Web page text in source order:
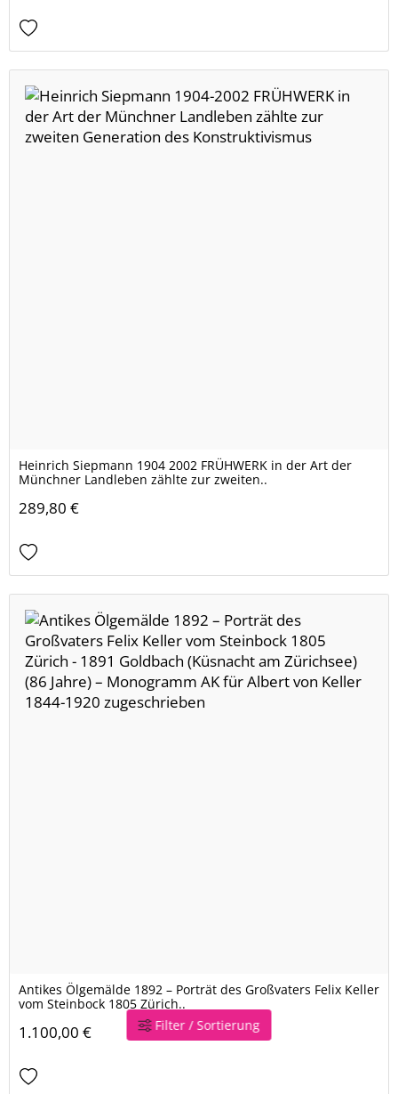
Filter / Sortierung
Heinrich Siepmann 1904 2002 FRÜHWERK in der Art der
Münchner Landleben zählte zur zweiten..
289,80 €
Antikes Ölgemälde 1892 – Porträt des Großvaters Felix Keller
vom Steinbock 1805 Zürich..
1.100,00 €